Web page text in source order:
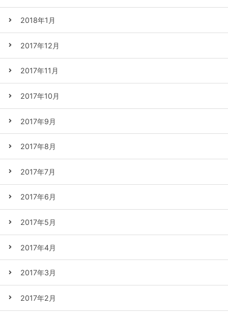
2018年1月
2017年12月
2017年11月
2017年10月
2017年9月
2017年8月
2017年7月
2017年6月
2017年5月
2017年4月
2017年3月
2017年2月